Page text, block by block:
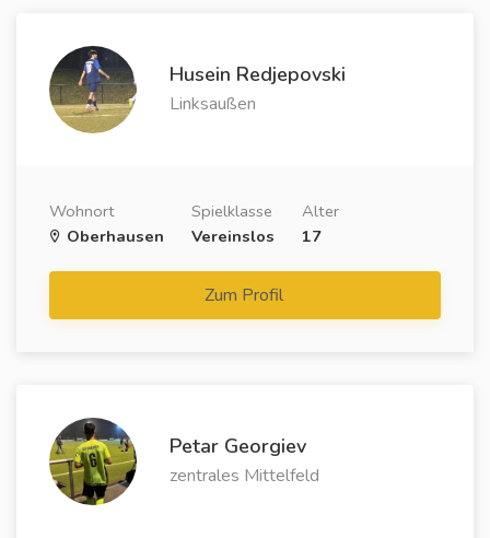
Husein Redjepovski
Linksaußen
Wohnort
Oberhausen
Spielklasse
Vereinslos
Alter
17
Zum Profil
Petar Georgiev
zentrales Mittelfeld